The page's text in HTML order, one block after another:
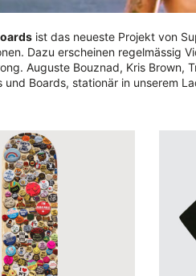
ist das neueste Projekt von
Dazu erscheinen regelmässig
Auguste Bouznad, Kris Brown,
und Boards, stationär in unserem